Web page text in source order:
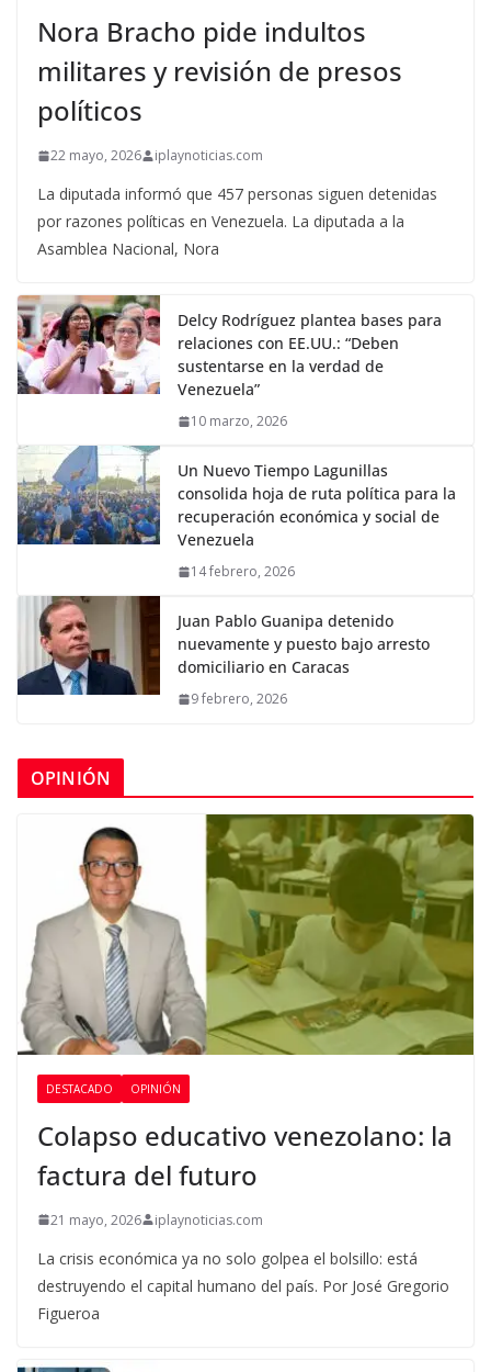
Nora Bracho pide indultos
militares y revisión de presos
políticos
22 mayo, 2026 iplaynoticias.com
La diputada informó que 457 personas siguen detenidas
por razones políticas en Venezuela. La diputada a la
Asamblea Nacional, Nora
Delcy Rodríguez plantea bases para
relaciones con EE.UU.: “Deben
sustentarse en la verdad de
Venezuela”
10 marzo, 2026
Un Nuevo Tiempo Lagunillas
consolida hoja de ruta política para la
recuperación económica y social de
Venezuela
14 febrero, 2026
Juan Pablo Guanipa detenido
nuevamente y puesto bajo arresto
domiciliario en Caracas
9 febrero, 2026
OPINIÓN
DESTACADO OPINIÓN
Colapso educativo venezolano: la
factura del futuro
21 mayo, 2026 iplaynoticias.com
La crisis económica ya no solo golpea el bolsillo: está
destruyendo el capital humano del país. Por José Gregorio
Figueroa